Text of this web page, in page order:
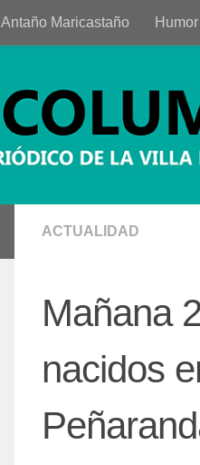
Antaño Maricastaño Humor
ACTUALIDAD
Mañana
nacidos